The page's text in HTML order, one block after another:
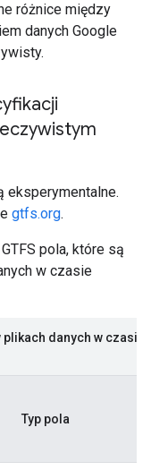
różnice między
danych Google
eksperymentalne.
gtfs.org.
pola, które są
w czasie
danych w czasie
Typ pola